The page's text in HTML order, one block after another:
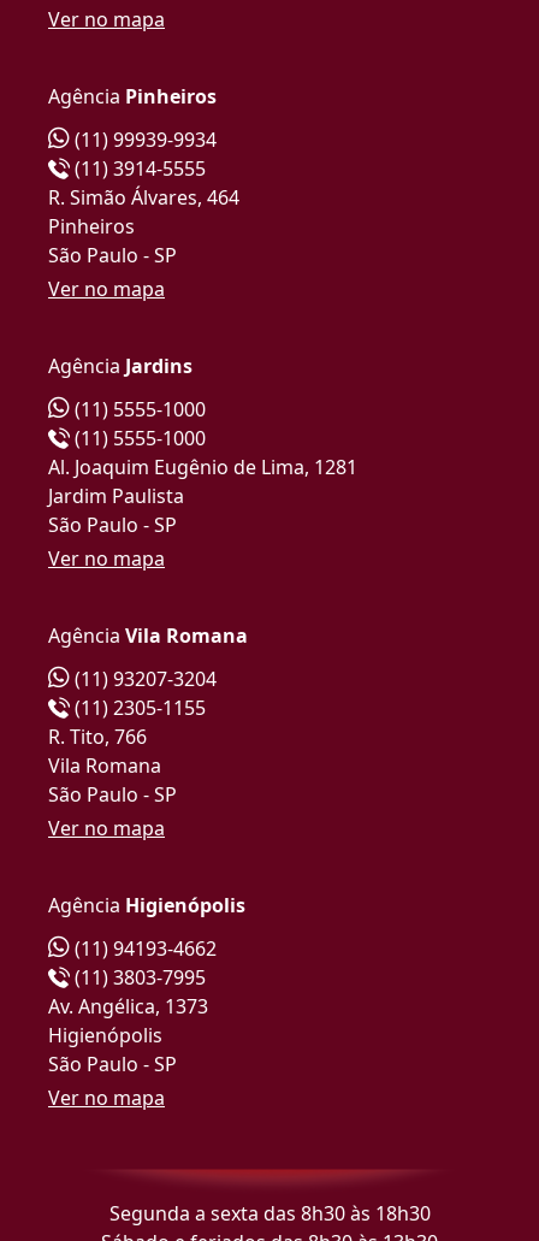
Ver no mapa
Agência Pinheiros
(11) 99939-9934
(11) 3914-5555
R. Simão Álvares, 464
Pinheiros
São Paulo - SP
Ver no mapa
Agência Jardins
(11) 5555-1000
(11) 5555-1000
Al. Joaquim Eugênio de Lima, 1281
Jardim Paulista
São Paulo - SP
Ver no mapa
Agência Vila Romana
(11) 93207-3204
(11) 2305-1155
R. Tito, 766
Vila Romana
São Paulo - SP
Ver no mapa
Agência Higienópolis
(11) 94193-4662
(11) 3803-7995
Av. Angélica, 1373
Higienópolis
São Paulo - SP
Ver no mapa
Segunda a sexta das 8h30 às 18h30